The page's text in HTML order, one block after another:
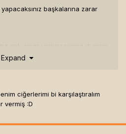
yapacaksınız başkalarına zarar
Expand
ciğerlerimi bi karşılaştıralım
vermiş :D